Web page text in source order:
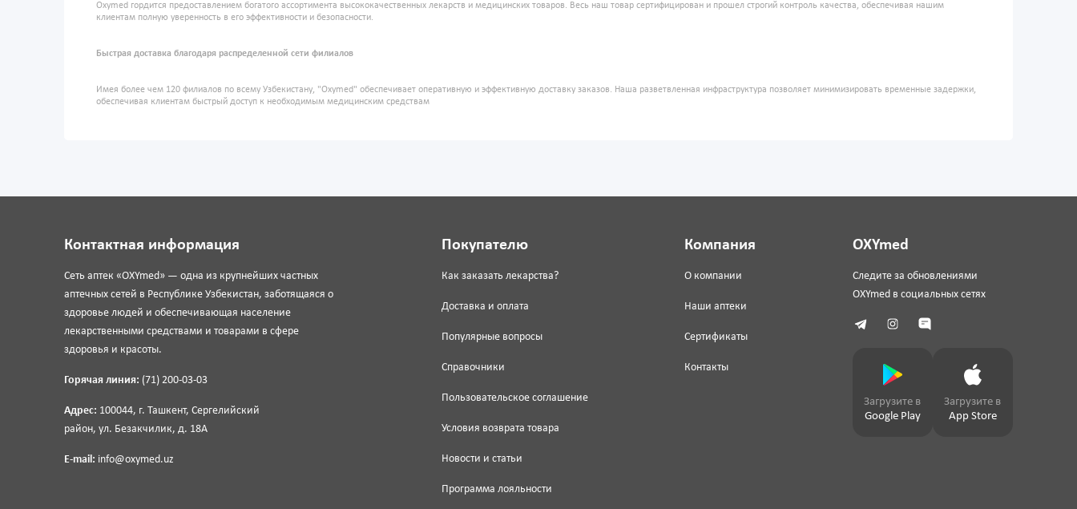
Oxymed гордится предоставлением богатого ассортимента высококачественных лекарств и медицинских товаров. Весь наш товар сертифицирован и прошел строгий контроль качества, обеспечивая нашим
клиентам полную уверенность в его эффективности и безопасности.
Быстрая доставка благодаря распределенной сети филиалов
Имея более чем 120 филиалов по всему Узбекистану, "Oxymed" обеспечивает оперативную и эффективную доставку заказов. Наша разветвленная инфраструктура позволяет минимизировать временные задержки,
обеспечивая клиентам быстрый доступ к необходимым медицинским средствам
Контактная информация
Сеть аптек «OXYmed» — одна из крупнейших частных
аптечных сетей в Республике Узбекистан, заботящаяся о
здоровье людей и обеспечивающая население
лекарственными средствами и товарами в сфере
здоровья и красоты.
Горячая линия: (71) 200-03-03
Адрес: 100044, г. Ташкент, Сергелийский
район, ул. Безакчилик, д. 18А
E-mail: info@oxymed.uz
Покупателю
Как заказать лекарства?
Доставка и оплата
Популярные вопросы
Справочники
Пользовательское соглашение
Условия возврата товара
Новости и статьи
Программа лояльности
Компания
О компании
Наши аптеки
Сертификаты
Контакты
OXYmed
Следите за обновлениями
OXYmed в социальных сетях
Загрузите в
Google Play
Загрузите в
App Store